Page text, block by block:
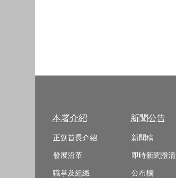
本署介紹
正副首長介紹
發展沿革
職掌及組織
新聞公告
新聞稿
即時新聞澄清
公布欄